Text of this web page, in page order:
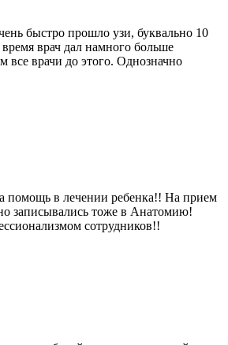
быстро прошло узи, буквально 10
врач дал намного больше
все врачи до этого. Однозначно
помощь в лечении ребенка!! На прием
записывались тоже в Анатомию!
сотрудников!!